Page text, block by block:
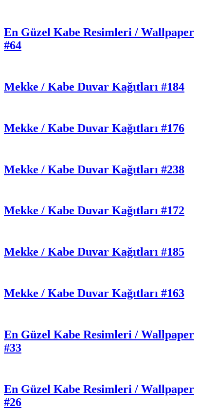
En Güzel Kabe Resimleri / Wallpaper
#64
Mekke / Kabe Duvar Kağıtları #184
Mekke / Kabe Duvar Kağıtları #176
Mekke / Kabe Duvar Kağıtları #238
Mekke / Kabe Duvar Kağıtları #172
Mekke / Kabe Duvar Kağıtları #185
Mekke / Kabe Duvar Kağıtları #163
En Güzel Kabe Resimleri / Wallpaper
#33
En Güzel Kabe Resimleri / Wallpaper
#26